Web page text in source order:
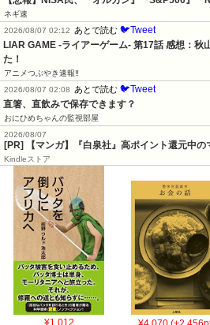
ネギ速
2026/08/07 02:12
あとで読む 🐦Tweet
LIAR GAME -ライアーゲーム- 第17話 感想：秋
た！
アニメつぶやき速報‼︎
2026/08/07 02:08
あとで読む 🐦Tweet
直箸、直飲みで保存できます？
おにひめちゃんの監視部屋
2026/08/07
[PR] 【マンガ】『白泉社』高ポイント還元中の
Kindleストア